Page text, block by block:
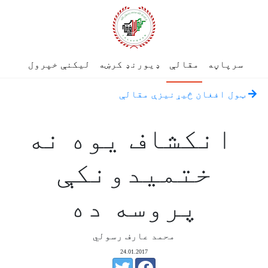
سرپاڼه مقالې ډیورنډ کرښه لیکنې خپرول
ټول افغان څیړنیزې مقالې
انکشاف یوه نه
ختمیدونکې
پروسه ده
محمد عارف رسولي
24.01.2017